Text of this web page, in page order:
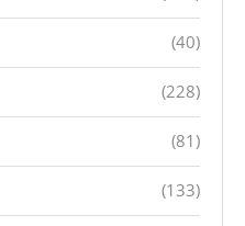
(40)
(228)
(81)
(133)